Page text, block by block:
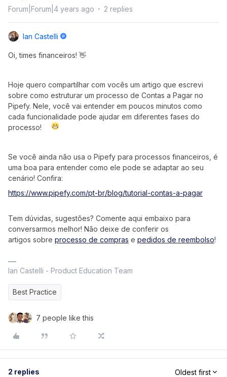
Forum|Forum|4 years ago 2 replies
Ian Castelli
Oi, times financeiros! 👋
Hoje quero compartilhar com vocês um artigo que escrevi
sobre como estruturar um processo de Contas a Pagar no
Pipefy. Nele, você vai entender em poucos minutos como
cada funcionalidade pode ajudar em diferentes fases do
processo!
Se você ainda não usa o Pipefy para processos financeiros, é
uma boa para entender como ele pode se adaptar ao seu
cenário! Confira:
https://www.pipefy.com/pt-br/blog/tutorial-contas-a-pagar
Tem dúvidas, sugestões? Comente aqui embaixo para
conversarmos melhor! Não deixe de conferir os
artigos sobre processo de compras e pedidos de reembolso!
Ian Castelli - Product Education Team
Best Practice
7 people like this
2 replies Oldest first